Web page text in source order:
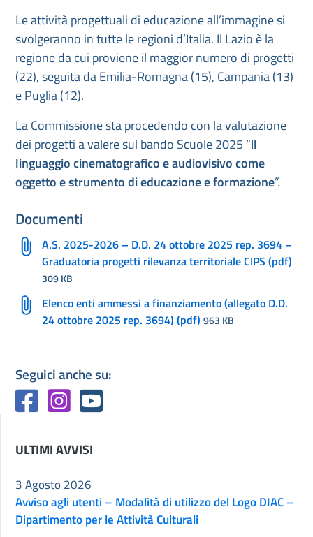
Le attività progettuali di educazione all’immagine si
svolgeranno in tutte le regioni d’Italia. Il Lazio è la
regione da cui proviene il maggior numero di progetti
(22), seguita da Emilia-Romagna (15), Campania (13)
e Puglia (12).
La Commissione sta procedendo con la valutazione
dei progetti a valere sul bando Scuole 2025 “Il
linguaggio cinematografico e audiovisivo come
oggetto e strumento di educazione e formazione”.
Documenti
A.S. 2025-2026 – D.D. 24 ottobre 2025 rep. 3694 –
Graduatoria progetti rilevanza territoriale CIPS (pdf)
309 KB
Elenco enti ammessi a finanziamento (allegato D.D.
24 ottobre 2025 rep. 3694) (pdf) 963 KB
Seguici anche su:
ULTIMI AVVISI
Avviso agli utenti – Modalità di utilizzo del Logo DIAC –
Dipartimento per le Attività Culturali
3 Agosto 2026